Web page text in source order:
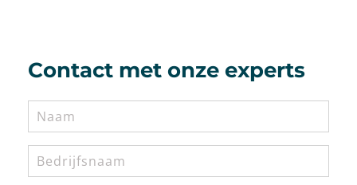
Contact met onze experts
Naam
Geen
titel